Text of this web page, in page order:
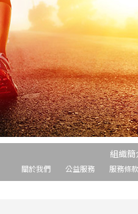
組織簡
關於我們 公益服務 服務條款